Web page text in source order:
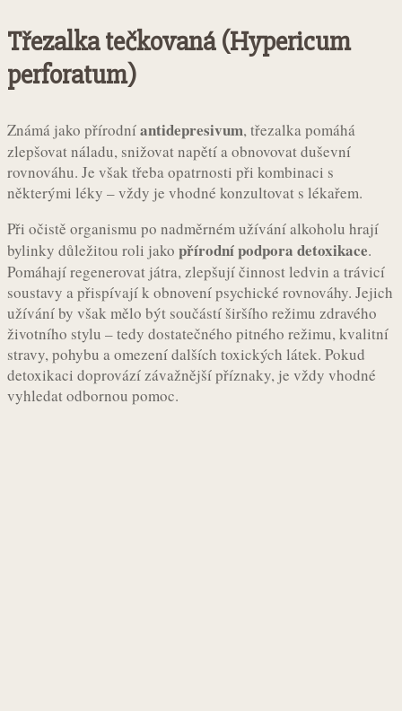
Třezalka tečkovaná (Hypericum
perforatum)
Známá jako přírodníantidepresivum, třezalka pomáhá
zlepšovat náladu, snižovat napětí a obnovovat duševní
rovnováhu. Je však třeba opatrnosti při kombinaci s
některými léky – vždy je vhodné konzultovat s lékařem.
Při očistě organismu po nadměrném užívání alkoholu hrají
bylinky důležitou roli jako přírodní podpora detoxikace.
Pomáhají regenerovat játra, zlepšují činnost ledvin a trávicí
soustavy a přispívají k obnovení psychické rovnováhy. Jejich
užívání by však mělo být součástí širšího režimu zdravého
životního stylu – tedy dostatečného pitného režimu, kvalitní
stravy, pohybu a omezení dalších toxických látek. Pokud
detoxikaci doprovází závažnější příznaky, je vždy vhodné
vyhledat odbornou pomoc.